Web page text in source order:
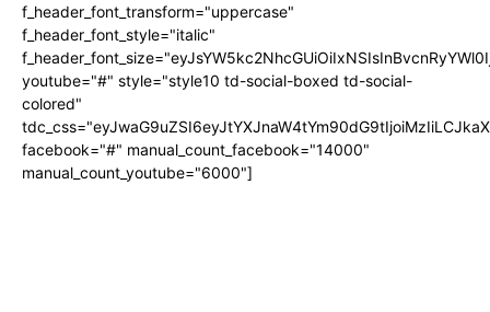
f_header_font_transform="uppercase"
f_header_font_style="italic"
youtube="#" style="style10 td-social-boxed td-social-
colored"
facebook="#" manual_count_facebook="14000"
manual_count_youtube="6000"]